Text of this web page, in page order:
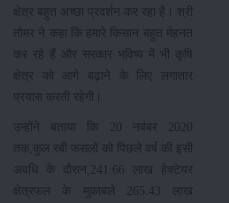
क्षेत्र बहुत अच्छा प्रदर्शन कर रहा है। श्री
तोमर ने कहा कि हमारे किसान बहुत मेहनत
कर रहे हैं और सरकार भविष्य में भी कृषि
क्षेत्र को आगे बढ़ाने के लिए लगातार
प्रयास करती रहेगी।
उन्होंने बताया कि 20 नवंबर 2020
तक,कुल रबी फसलों को पिछले वर्ष की इसी
अवधि के दौरान,241.66 लाख हेक्टेयर
क्षेत्रफल के मुकाबले 265.43 लाख